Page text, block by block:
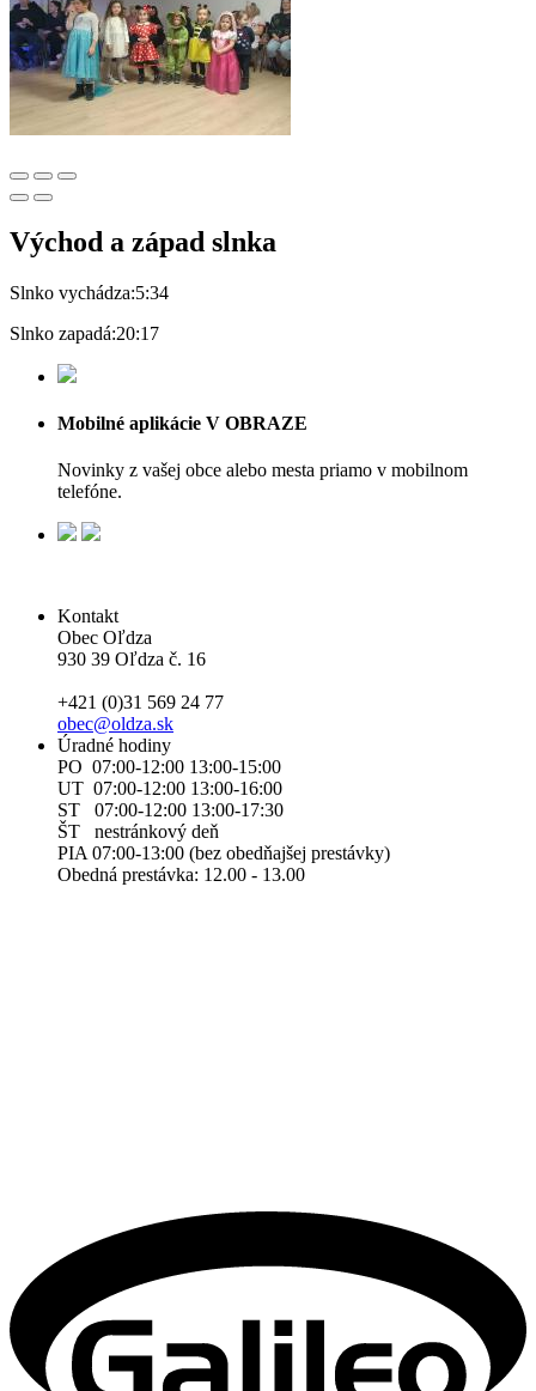
Východ a západ slnka
Slnko vychádza:5:34
Slnko zapadá:20:17
Mobilné aplikácie V OBRAZE
Novinky z vašej obce alebo mesta priamo v mobilnom
telefóne.
Kontakt
Obec Oľdza
930 39 Oľdza č. 16
+421 (0)31 569 24 77
obec@oldza.sk
Úradné hodiny
PO 07:00-12:00 13:00-15:00
UT 07:00-12:00 13:00-16:00
ST 07:00-12:00 13:00-17:30
ŠT nestránkový deň
PIA 07:00-13:00 (bez obedňajšej prestávky)
Obedná prestávka: 12.00 - 13.00